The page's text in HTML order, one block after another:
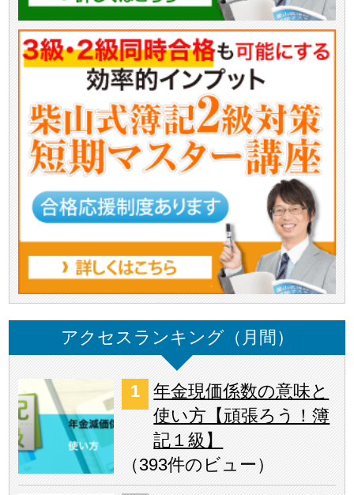
アクセスランキング（月間）
年金現価係数の意味と
使い方【頑張ろう！簿
記１級】
（393件のビュー ）